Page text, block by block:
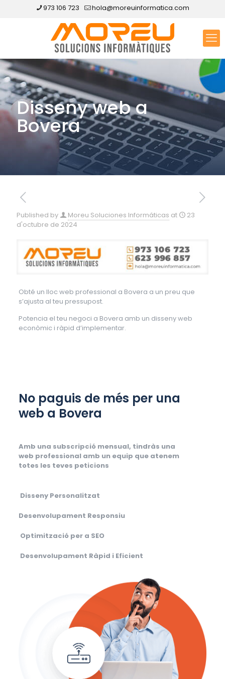
973 106 723 hola@moreuinformatica.com
Disseny web a
Bovera
Published by Moreu Soluciones Informáticas at
23
d'octubre de 2024
Obté un lloc web professional a Bovera a un preu que
s’ajusta al teu pressupost.
Potencia el teu negoci a Bovera amb un disseny web
econòmic i ràpid d’implementar.
No paguis de més per una
web a Bovera
Amb una subscripció mensual, tindràs una
web professional amb un equip que atenem
totes les teves peticions
Disseny Personalitzat
Desenvolupament Responsiu
Optimització per a SEO
Desenvolupament Ràpid i Eficient